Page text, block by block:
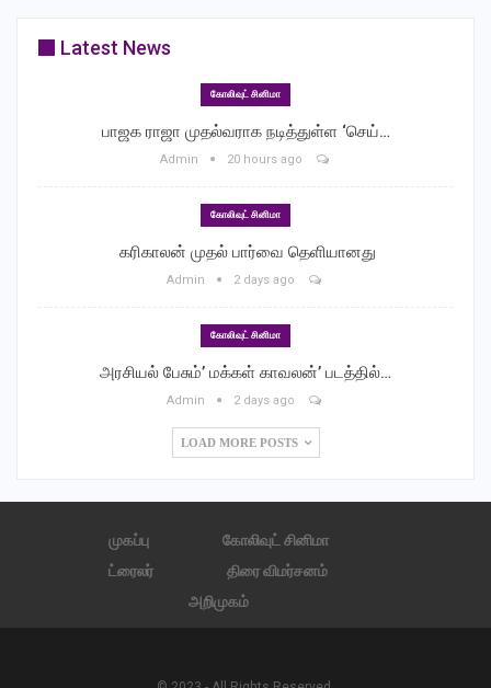
மற்றொன்றாக இருக்கிறது
பாஜக ராஜா முதல்வராக நடித்துள்ள ‘செய்
செய்யாதே’ இசை…
‎ கரிகாலன் முதல் பார்வை தெளியானது
Latest News
கோலிவுட் சினிமா
பாஜக ராஜா முதல்வராக நடித்துள்ள ‘செய்…
Admin 20 hours ago
கோலிவுட் சினிமா
‎ கரிகாலன் முதல் பார்வை தெளியானது
Admin 2 days ago
கோலிவுட் சினிமா
அரசியல் பேசும்’ மக்கள் காவலன்’ படத்தில்…
Admin 2 days ago
LOAD MORE POSTS
முகப்பு
கோலிவுட் சினிமா
ட்ரைலர்
திரை விமர்சனம்
அறிமுகம்